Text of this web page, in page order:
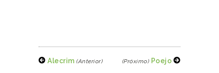
Alecrim (Anterior) (Próximo) Poejo